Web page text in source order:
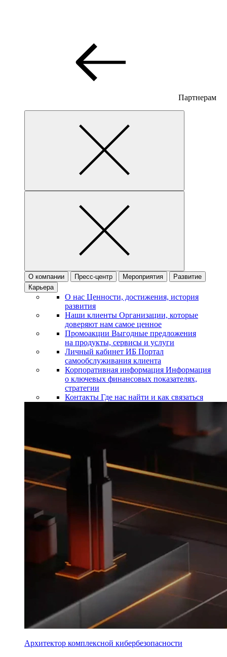
Партнерам
О компании Пресс-центр Мероприятия
Развитие
Карьера
О нас Ценности, достижения, история
развития
Наши клиенты Организации, которые
доверяют нам самое ценное
Промоакции Выгодные предложения
на продукты, сервисы и услуги
Личный кабинет ИБ Портал
самообслуживания клиента
Корпоративная информация Информация
о ключевых финансовых показателях,
стратегии
Контакты Где нас найти и как связаться
Архитектор комплексной кибербезопасности